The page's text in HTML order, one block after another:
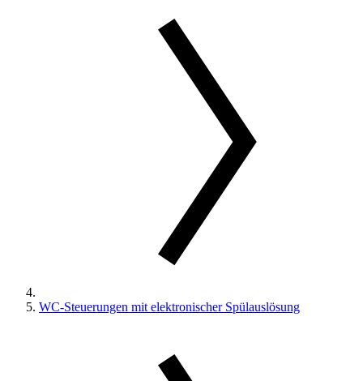
WC-Steuerungen mit elektronischer Spülauslösung